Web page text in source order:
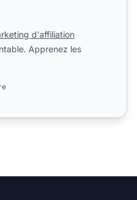
d'affiliation
Apprenez les